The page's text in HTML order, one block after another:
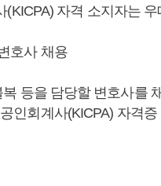
자격 소지자는 우
호사 채용
등을 담당할 변호사를
인회계사(KICPA) 자격